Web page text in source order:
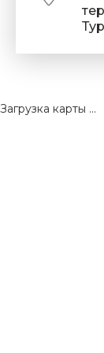
Загрузка карты ...